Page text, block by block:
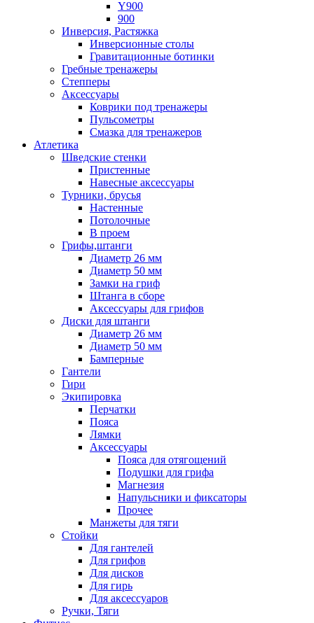
Y900
900
Инверсия, Растяжка
Инверсионные столы
Гравитационные ботинки
Гребные тренажеры
Степперы
Аксессуары
Коврики под тренажеры
Пульсометры
Смазка для тренажеров
Атлетика
Шведские стенки
Пристенные
Навесные аксессуары
Турники, брусья
Настенные
Потолочные
В проем
Грифы,штанги
Диаметр 26 мм
Диаметр 50 мм
Замки на гриф
Штанга в сборе
Аксессуары для грифов
Диски для штанги
Диаметр 26 мм
Диаметр 50 мм
Бамперные
Гантели
Гири
Экипировка
Перчатки
Пояса
Лямки
Аксессуары
Пояса для отягощений
Подушки для грифа
Магнезия
Напульсники и фиксаторы
Прочее
Манжеты для тяги
Стойки
Для гантелей
Для грифов
Для дисков
Для гирь
Для аксессуаров
Ручки, Тяги